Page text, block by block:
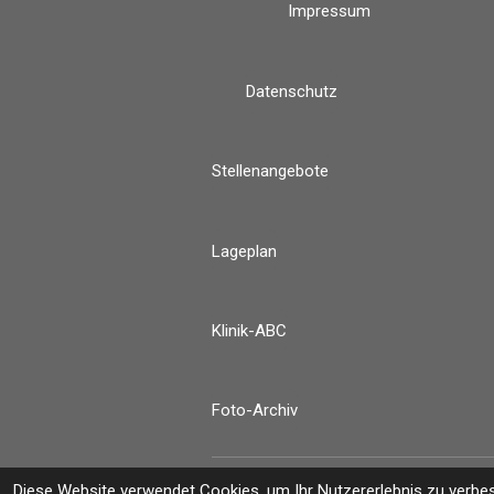
Impressum
Datenschutz
Stellenangebote
Lageplan
Klinik-ABC
Foto-Archiv